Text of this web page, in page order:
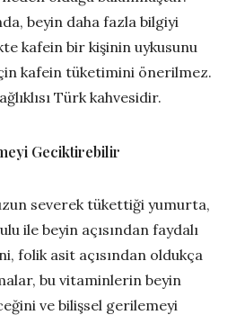
beyin daha fazla bilgiyi
kafein bir kişinin uykusunu
kafein tüketimini önerilmez.
Türk kahvesidir.
Geciktirebilir
severek tükettiği yumurta,
ile beyin açısından faydalı
folik asit açısından oldukça
bu vitaminlerin beyin
ve bilişsel gerilemeyi